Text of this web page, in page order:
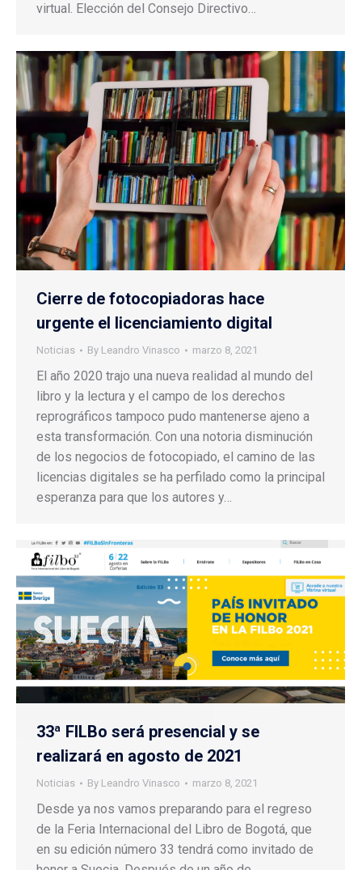
virtual. Elección del Consejo Directivo…
Cierre de fotocopiadoras hace
urgente el licenciamiento digital
Noticias By Leandro Vinasco marzo 8, 2021
El año 2020 trajo una nueva realidad al mundo del
libro y la lectura y el campo de los derechos
reprográficos tampoco pudo mantenerse ajeno a
esta transformación. Con una notoria disminución
de los negocios de fotocopiado, el camino de las
licencias digitales se ha perfilado como la principal
esperanza para que los autores y…
33ª FILBo será presencial y se
realizará en agosto de 2021
Noticias By Leandro Vinasco marzo 8, 2021
Desde ya nos vamos preparando para el regreso
de la Feria Internacional del Libro de Bogotá, que
en su edición número 33 tendrá como invitado de